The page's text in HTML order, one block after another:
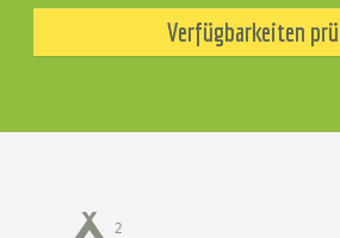
Verfügbarkeiten
2